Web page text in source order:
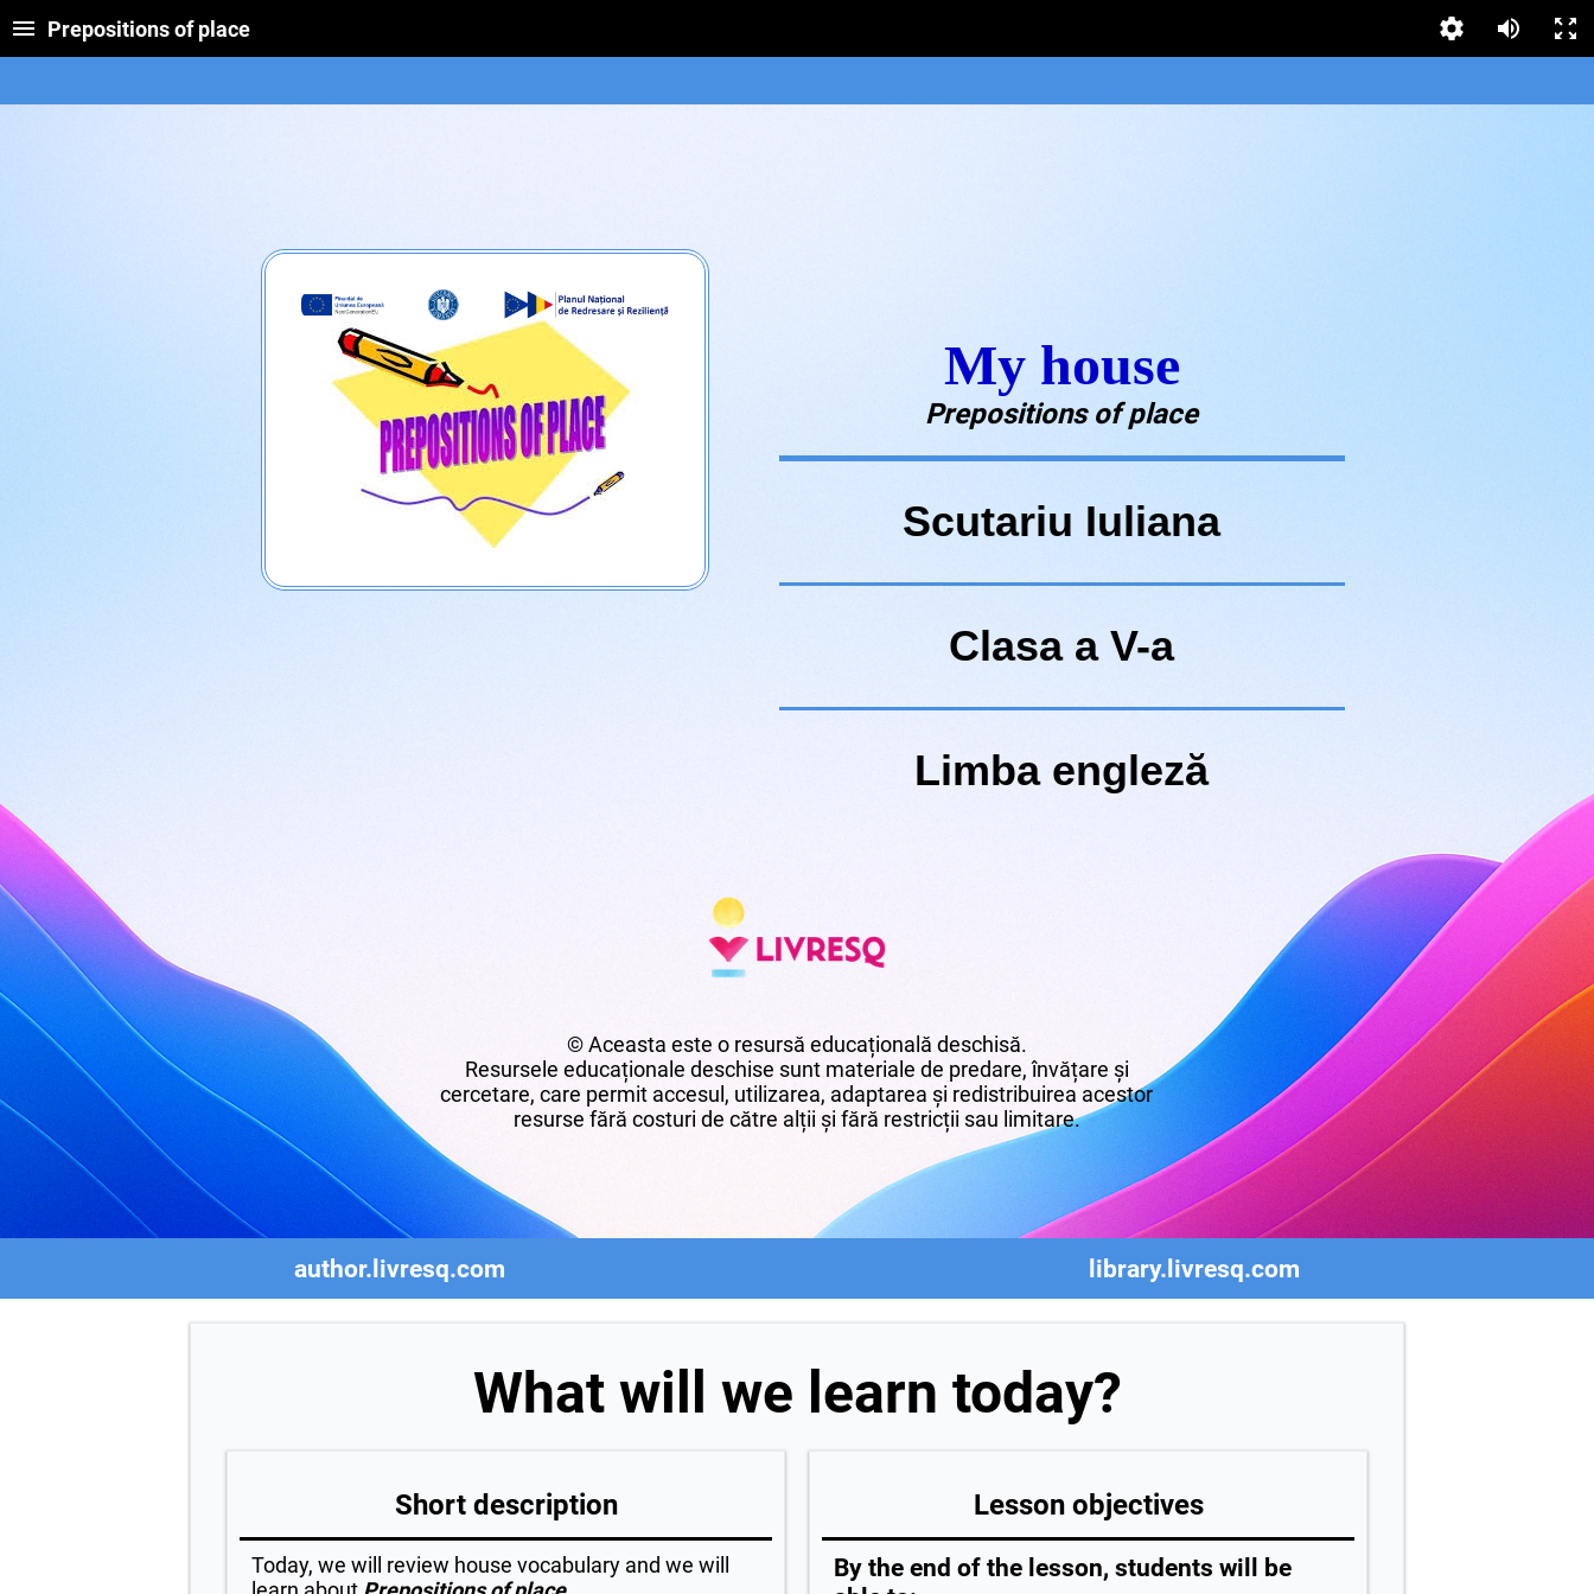
Prepositions of place
My house
Prepositions of place
Scutariu Iuliana
Clasa a V-a
Limba engleză
© Aceasta este o resursă educațională deschisă.
Resursele educaționale deschise sunt materiale de predare, învățare și
cercetare, care permit accesul, utilizarea, adaptarea și redistribuirea acestor
resurse fără costuri de către alții și fără restricții sau limitare.
author.livresq.com library.livresq.com
What will we learn today?
Short description
Today, we will review house vocabulary and we will
Lesson objectives
By the end of the lesson, students will be